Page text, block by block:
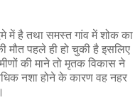
में है तथा समस्त गांव में शोक का
मौत पहले ही हो चुकी है इसलिए
की माने तो मृतक विकास ने
नशा होने के कारण वह नहर